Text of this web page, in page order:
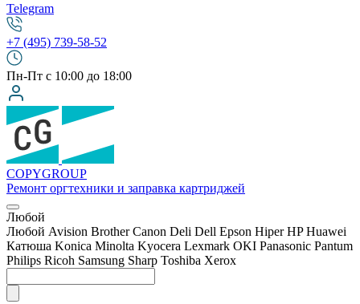
Telegram
+7 (495) 739-58-52
Пн-Пт с 10:00 до 18:00
COPYGROUP
Ремонт оргтехники и заправка картриджей
Любой
Любой Avision Brother Canon Deli Dell Epson Hiper HP Huawei
Катюша Konica Minolta Kyocera Lexmark OKI Panasonic Pantum
Philips Ricoh Samsung Sharp Toshiba Xerox